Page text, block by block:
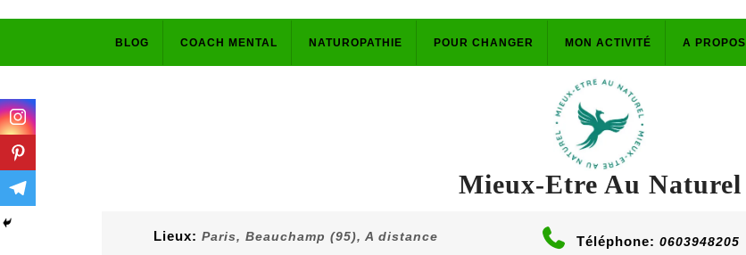
content
BLOG COACH MENTAL NATUROPATHIE POUR CHANGER MON ACTIVITÉ A PROPOS
Mieux-Etre Au Naturel
Lieux: Paris, Beauchamp (95), A distance Téléphone: 0603948205